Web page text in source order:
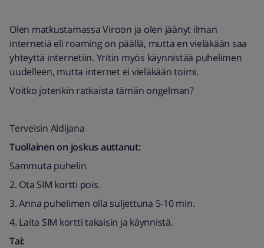
Olen matkustamassa Viroon ja olen jäänyt ilman
internetiä eli roaming on päällä, mutta en vieläkään saa
yhteyttä internetiin. Yritin myös käynnistää puhelimen
uudelleen, mutta internet ei vieläkään toimi.
Voitko jotenkin ratkaista tämän ongelman?
Terveisin Aldijana
Tuollainen on joskus auttanut:
Sammuta puhelin
2. Ota SIM kortti pois.
3. Anna puhelimen olla suljettuna 5-10 min.
4. Laita SIM kortti takaisin ja käynnistä.
Tai: